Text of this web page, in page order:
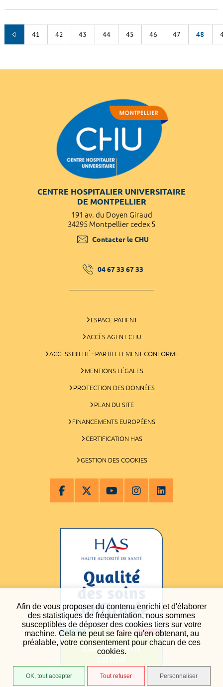
Afin de vous proposer du contenu enrichi et d'élaborer
des statistiques de fréquentation, nous sommes
susceptibles de déposer des cookies tiers sur votre
machine. Cela ne peut se faire qu'en obtenant, au
préalable, votre consentement pour chacun de ces
cookies.
OK, tout accepter Tout refuser Personnaliser
41 42 43 44 45 46 47 48
CENTRE HOSPITALIER UNIVERSITAIRE
DE MONTPELLIER
191 av. du Doyen Giraud
34295 Montpellier cedex 5
Contacter le CHU
04 67 33 67 33
ESPACE PATIENT
ACCÈS AGENT CHU
ACCESSIBILITÉ : PARTIELLEMENT CONFORME
MENTIONS LÉGALES
PROTECTION DES DONNÉES
PLAN DU SITE
FINANCEMENTS EUROPÉENS
CERTIFICATION HAS
GESTION DES COOKIES